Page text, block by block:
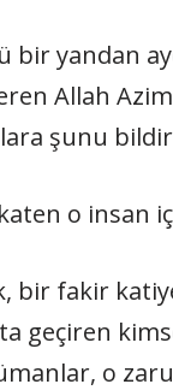
bir yandan
Allah
şunu
o insan
bir fakir
geçiren
o